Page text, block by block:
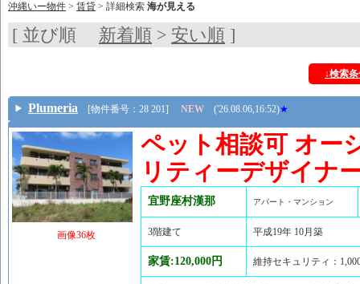
沖縄いー物件 > 賃貸 > 詳細検索 海が見える
[ 並び順 新着順 > 安い順 ]
↓検索
Plumeria [物件番号：28 201] NEW ('26.08.06,16:52)★
画像36枚
ペット相談可 オー
リティーデザイナ
宜野座村漢那 アパート・マンション
3階建て 平成19年 10月築
家賃:120,000円 維持セキュリティ：